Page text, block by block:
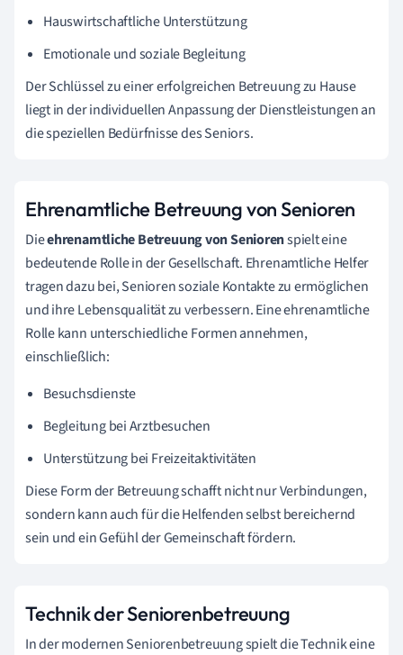
Hauswirtschaftliche Unterstützung
Emotionale und soziale Begleitung
Der Schlüssel zu einer erfolgreichen Betreuung zu Hause
liegt in der individuellen Anpassung der Dienstleistungen an
die speziellen Bedürfnisse des Seniors.
Ehrenamtliche Betreuung von Senioren
Dieehrenamtliche Betreuung von Seniorenspielt eine
bedeutende Rolle in der Gesellschaft. Ehrenamtliche Helfer
tragen dazu bei, Senioren soziale Kontakte zu ermöglichen
und ihre Lebensqualität zu verbessern. Eine ehrenamtliche
Rolle kann unterschiedliche Formen annehmen,
einschließlich:
Besuchsdienste
Begleitung bei Arztbesuchen
Unterstützung bei Freizeitaktivitäten
Diese Form der Betreuung schafft nicht nur Verbindungen,
sondern kann auch für die Helfenden selbst bereichernd
sein und ein Gefühl der Gemeinschaft fördern.
Technik der Seniorenbetreuung
In der modernen Seniorenbetreuung spielt die Technik eine